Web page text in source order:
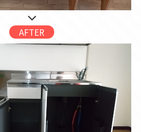
AFTER